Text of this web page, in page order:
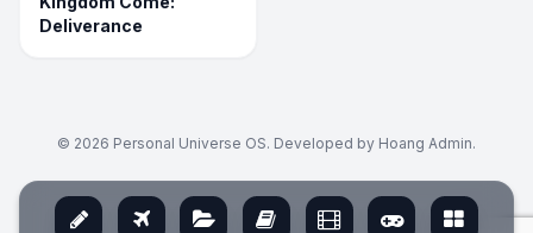
Deliverance
© 2026 Personal Universe OS. Developed by Hoang Admin.